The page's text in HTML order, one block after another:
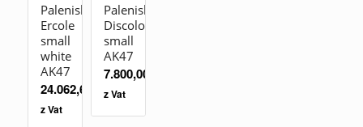
Palenisko
Ercole
small
white
AK47
24.062,60
z Vat
Palenisko
Discolo
small
AK47
7.800,00
z Vat